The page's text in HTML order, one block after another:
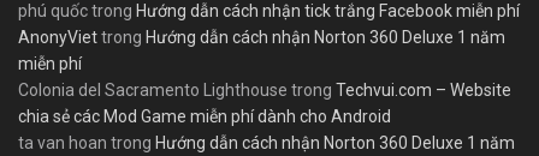
phú quốctrong Hướng dẫn cách nhận tick trắng Facebook miễn phí
AnonyViettrong Hướng dẫn cách nhận Norton 360 Deluxe 1 năm
miễn phí
Colonia del Sacramento Lighthouse trong Techvui.com – Website
chia sẻ các Mod Game miễn phí dành cho Android
ta van hoan trong Hướng dẫn cách nhận Norton 360 Deluxe 1 năm